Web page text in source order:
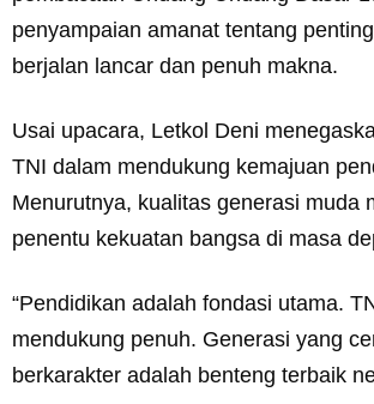
penyampaian amanat tentang
berjalan lancar dan penuh makna.
Usai upacara, Letkol Deni
TNI dalam mendukung kemajuan
Menurutnya, kualitas generasi muda
penentu kekuatan bangsa di masa
“Pendidikan adalah fondasi utama.
mendukung penuh. Generasi yang
berkarakter adalah benteng terbaik